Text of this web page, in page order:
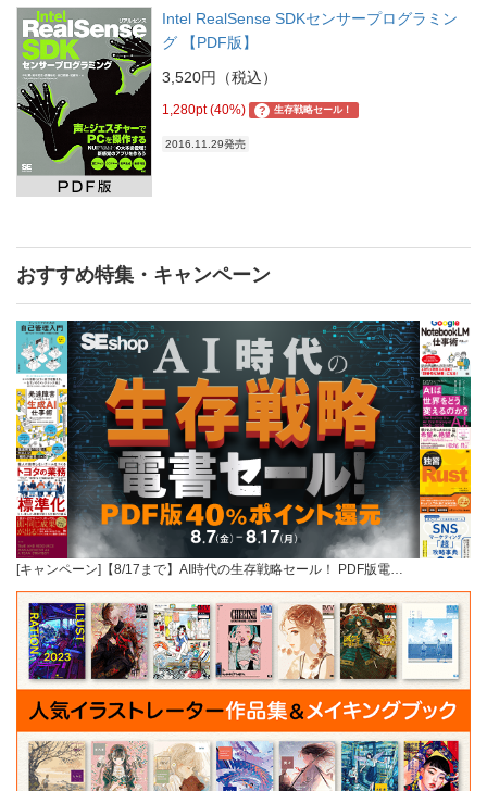
Intel RealSense SDKセンサープログラミン
グ 【PDF版】
3,520円（税込）
1,280pt (40%) ? 生存戦略セール！
2016.11.29発売
おすすめ特集・キャンペーン
[キャンペーン]【8/17まで】AI時代の生存戦略セール！ PDF版電…